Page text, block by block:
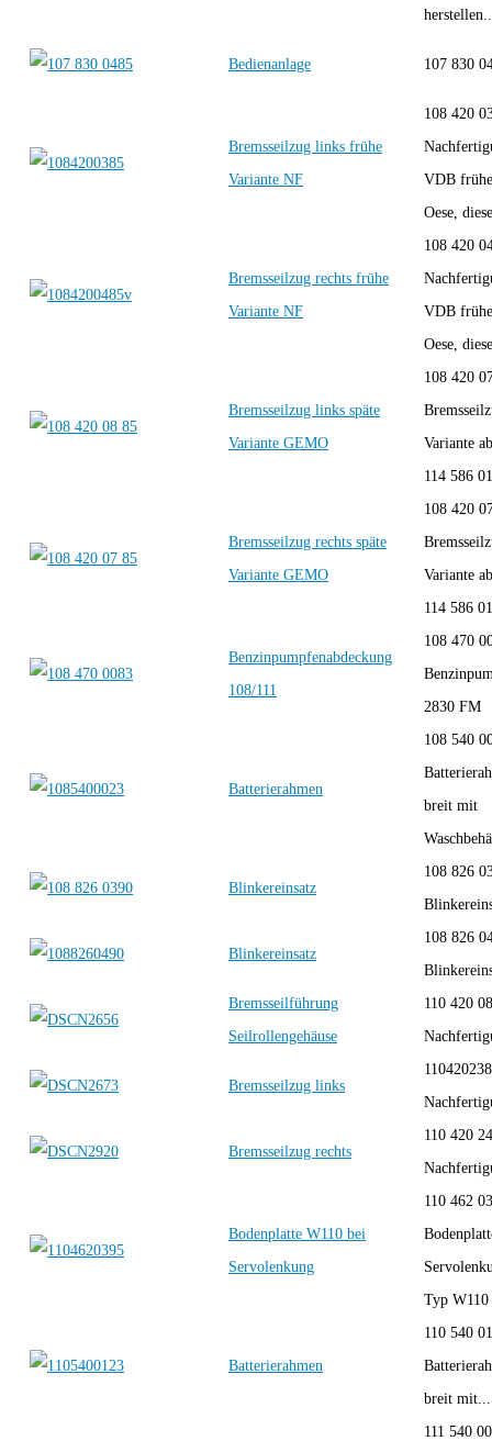
Bedienanlage 107 830
Bremsseilzug links frühe
Variante NF
108 420
VDB
Oese,
Bremsseilzug rechts frühe
Variante NF
108 420
VDB
Oese,
Bremsseilzug links späte
Variante GEMO
108 420
Variante
114 586
Bremsseilzug rechts späte
Variante GEMO
108 420
Variante
114 586
Benzinpumpfenabdeckung
108/111
108 470
2830 FM
Batterierahmen
108 540
breit mit
Blinkereinsatz
108 826
Blinkereinsatz
108 826
Bremsseilführung
Seilrollengehäuse
110 420
Bremsseilzug links
Bremsseilzug rechts
110 420
Bodenplatte W110 bei
Servolenkung
110 462
Typ
Batterierahmen
110 540
breit mit...
111 540